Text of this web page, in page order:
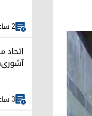
2 ساعت پیش
اتحاد
3 ساعت پیش